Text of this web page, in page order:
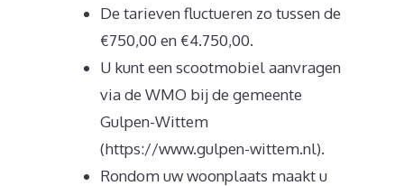
De tarieven fluctueren zo tussen de
€750,00 en €4.750,00.
U kunt een scootmobiel aanvragen
via de WMO bij de gemeente
Gulpen-Wittem
(https://www.gulpen-wittem.nl).
Rondom uw woonplaats maakt u